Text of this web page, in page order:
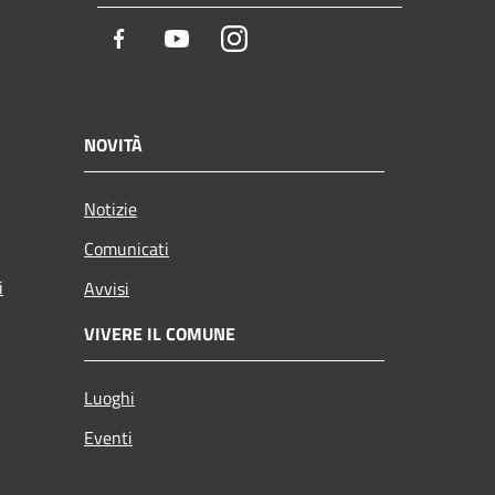
Facebook YoutubeInstagram
NOVITÀ
Notizie
Comunicati
Avvisi
VIVERE IL COMUNE
Luoghi
Eventi